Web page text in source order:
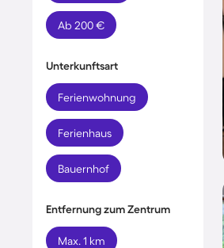
Ab 200 €
Unterkunftsart
Ferienwohnung
Ferienhaus
Bauernhof
Entfernung zum Zentrum
Max. 1 km